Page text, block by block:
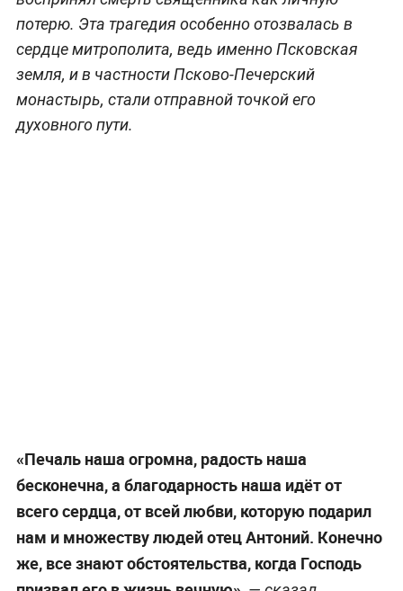
потерю. Эта трагедия особенно отозвалась в
сердце митрополита, ведь именно Псковская
земля, и в частности Псково-Печерский
монастырь, стали отправной точкой его
духовного пути.
«Печаль наша огромна, радость наша
бесконечна, а благодарность наша идёт от
всего сердца, от всей любви, которую подарил
нам и множеству людей отец Антоний. Конечно
же, все знают обстоятельства, когда Господь